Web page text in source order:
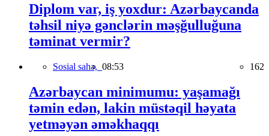
Diplom var, iş yoxdur: Azərbaycanda
təhsil niyə gənclərin məşğulluğuna
təminat vermir?
Sosial sahə, 08:53 162
Azərbaycan minimumu: yaşamağı
təmin edən, lakin müstəqil həyata
yetməyən əməkhaqqı